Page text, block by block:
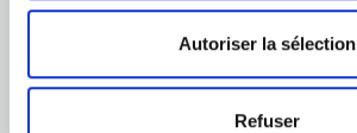
Autoriser la sélection
Refuser